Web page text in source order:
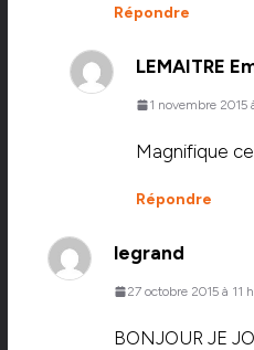
Répondre
LEMAITRE
1 novembre
Magnifique
Répondre
legrand
27 octobre 2015 à 11
BONJOUR JE